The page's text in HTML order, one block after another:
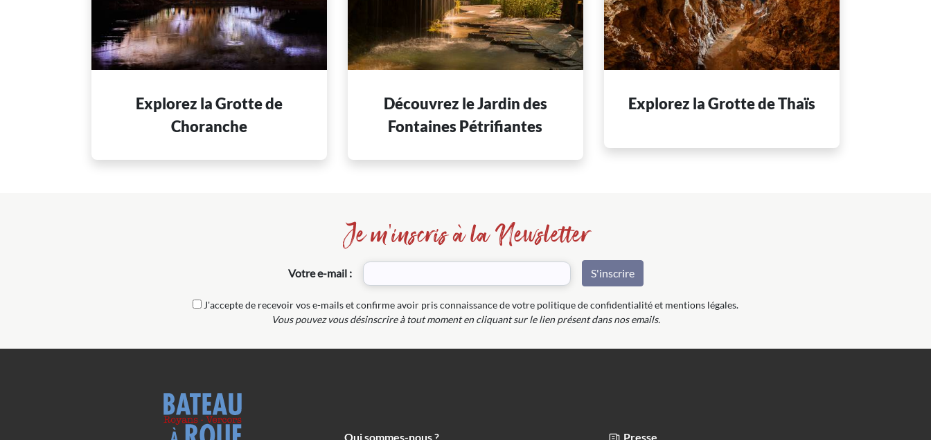
Explorez la Grotte de
Choranche
Découvrez le Jardin des
Fontaines Pétrifiantes
Explorez la Grotte de Thaïs
Je m'inscris à la Newsletter
Votre e-mail :
J'accepte de recevoir vos e-mails et confirme avoir pris connaissance de votre politique de confidentialité et mentions légales.
Vous pouvez vous désinscrire à tout moment en cliquant sur le lien présent dans nos emails.
Qui sommes-nous ? Presse